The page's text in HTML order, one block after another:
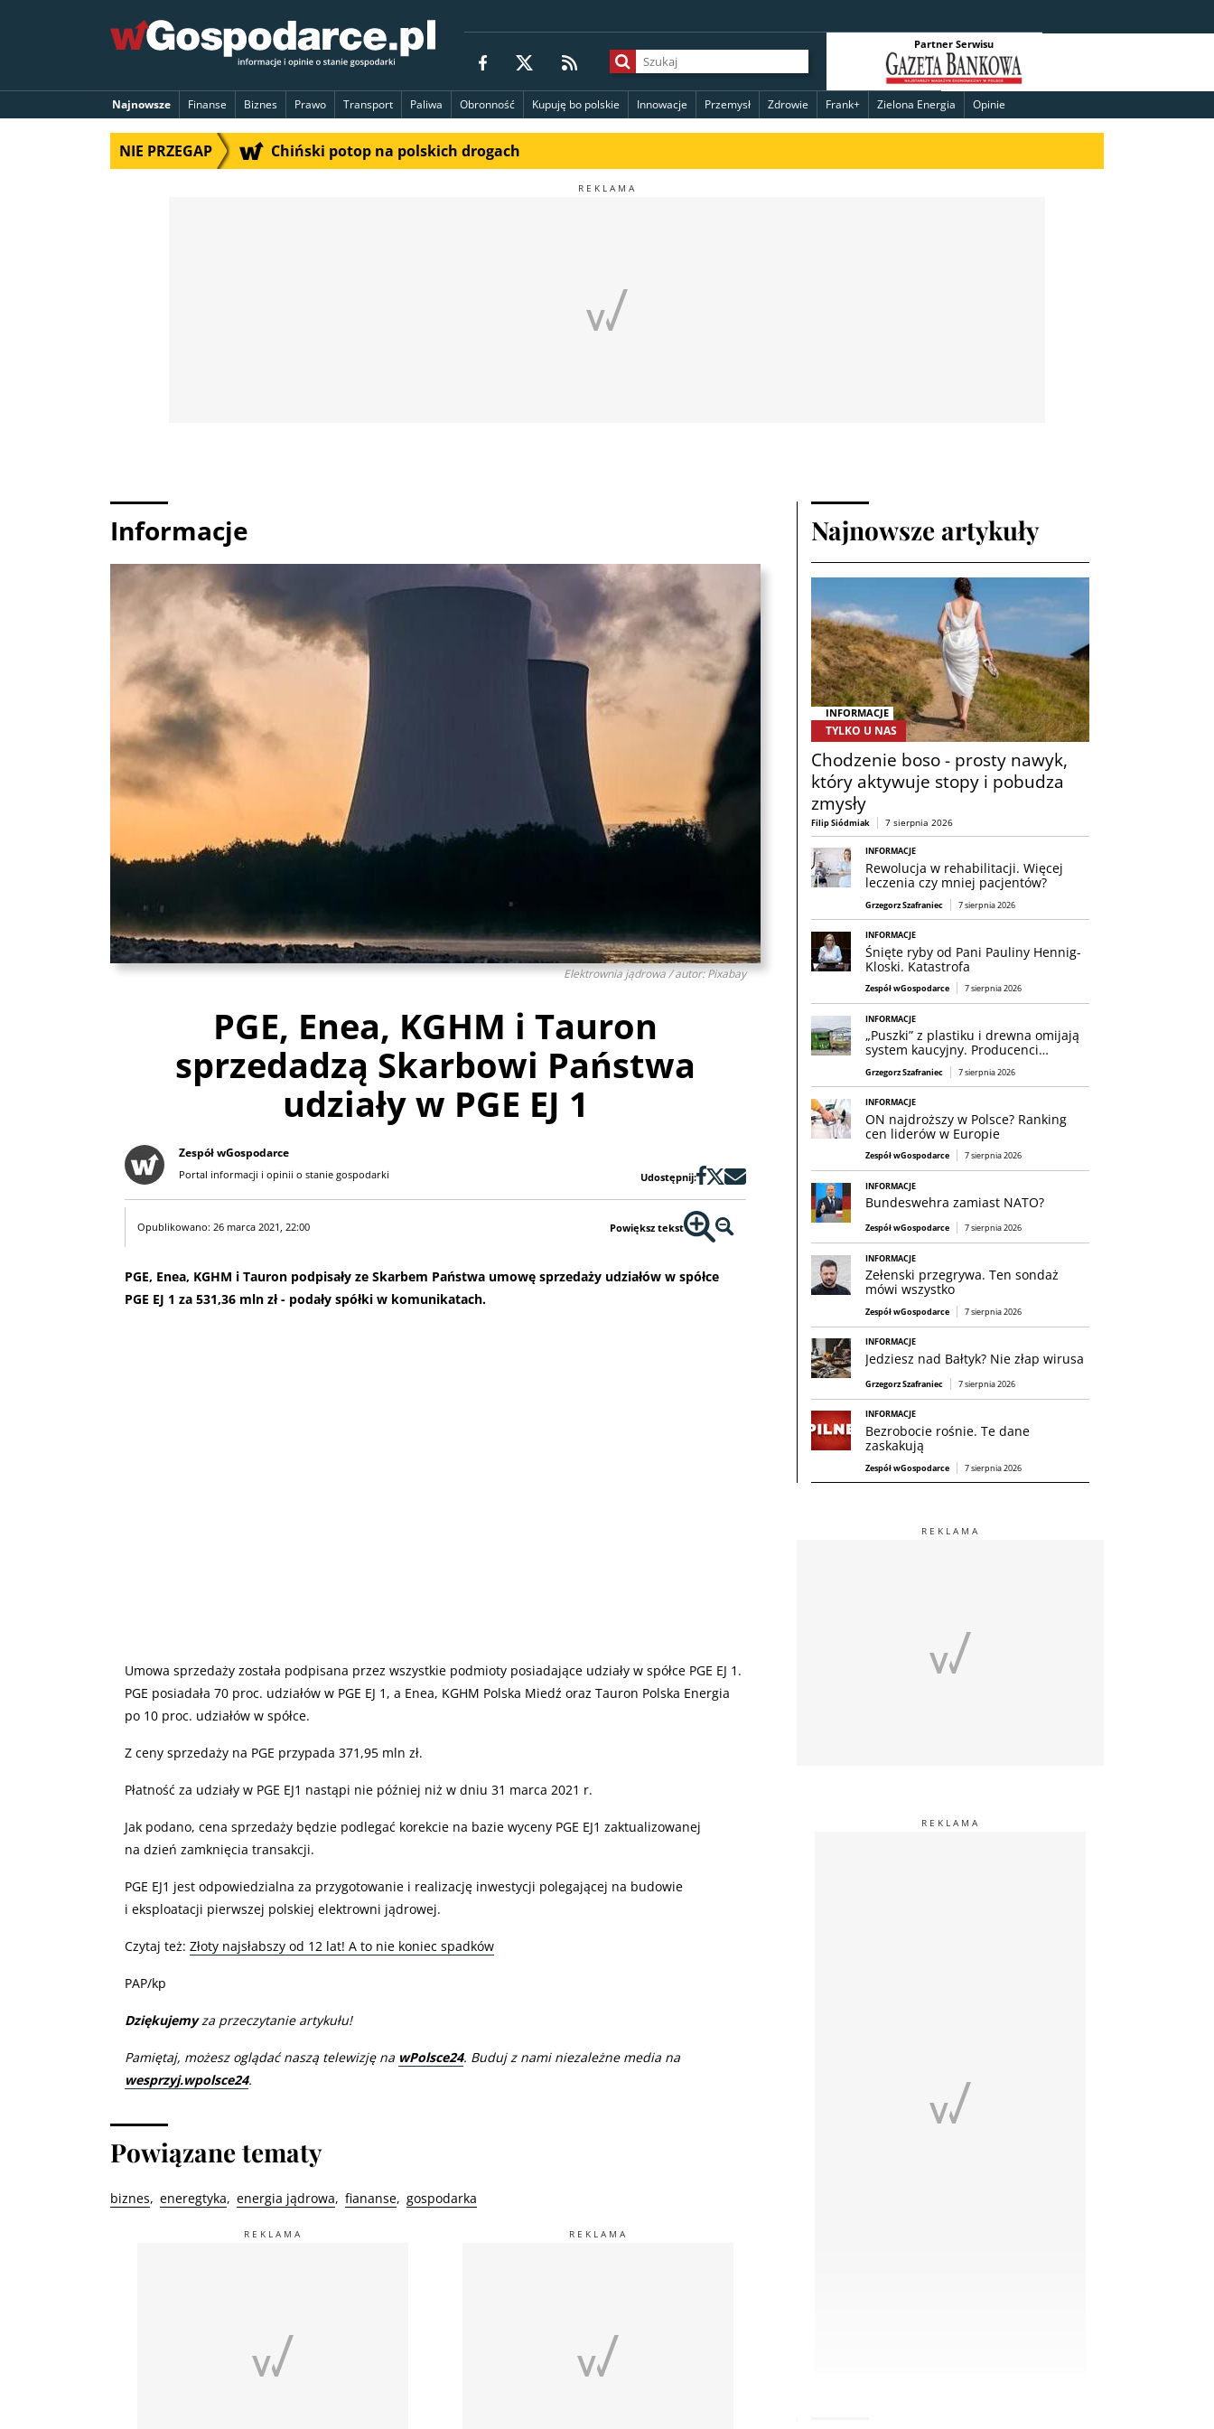
Partner Serwisu
Najnowsze Finanse Biznes Prawo Transport Paliwa Obronność Kupuję bo polskie Innowacje Przemysł Zdrowie Frank+ Zielona Energia Opinie
NIE PRZEGAP Chiński potop na polskich drogach
Informacje
Elektrownia jądrowa / autor: Pixabay
PGE, Enea, KGHM i Tauron
sprzedadzą Skarbowi Państwa
udziały w PGE EJ 1
Zespół wGospodarce
Portal informacji i opinii o stanie gospodarki Udostępnij:
Opublikowano: 26 marca 2021, 22:00 Powiększ tekst
PGE, Enea, KGHM i Tauron podpisały ze Skarbem Państwa umowę sprzedaży udziałów w spółce
PGE EJ 1 za 531,36 mln zł - podały spółki w komunikatach.
Umowa sprzedaży została podpisana przez wszystkie podmioty posiadające udziały w spółce PGE EJ 1.
PGE posiadała 70 proc. udziałów w PGE EJ 1, a Enea, KGHM Polska Miedź oraz Tauron Polska Energia
po 10 proc. udziałów w spółce.
Z ceny sprzedaży na PGE przypada 371,95 mln zł.
Płatność za udziały w PGE EJ1 nastąpi nie później niż w dniu 31 marca 2021 r.
Jak podano, cena sprzedaży będzie podlegać korekcie na bazie wyceny PGE EJ1 zaktualizowanej
na dzień zamknięcia transakcji.
PGE EJ1 jest odpowiedzialna za przygotowanie i realizację inwestycji polegającej na budowie
i eksploatacji pierwszej polskiej elektrowni jądrowej.
Czytaj też: Złoty najsłabszy od 12 lat! A to nie koniec spadków
PAP/kp
Dziękujemyza przeczytanie artykułu!
Pamiętaj, możesz oglądać naszą telewizję na wPolsce24. Buduj z nami niezależne media na
wesprzyj.wpolsce24.
Powiązane tematy
biznes eneregtyka energia jądrowa fiananse gospodarka
Najnowsze artykuły
INFORMACJE
TYLKO U NAS
Chodzenie boso - prosty nawyk,
który aktywuje stopy i pobudza
zmysły
Filip Siódmiak 7 sierpnia 2026
INFORMACJE
Rewolucja w rehabilitacji. Więcej
leczenia czy mniej pacjentów?
Grzegorz Szafraniec 7 sierpnia 2026
INFORMACJE
Śnięte ryby od Pani Pauliny Hennig-
Kloski. Katastrofa
Zespół wGospodarce 7 sierpnia 2026
INFORMACJE
„Puszki” z plastiku i drewna omijają
system kaucyjny. Producenci…
Grzegorz Szafraniec 7 sierpnia 2026
INFORMACJE
ON najdroższy w Polsce? Ranking
cen liderów w Europie
Zespół wGospodarce 7 sierpnia 2026
INFORMACJE
Bundeswehra zamiast NATO?
Zespół wGospodarce 7 sierpnia 2026
INFORMACJE
Zełenski przegrywa. Ten sondaż
mówi wszystko
Zespół wGospodarce 7 sierpnia 2026
INFORMACJE
Jedziesz nad Bałtyk? Nie złap wirusa
Grzegorz Szafraniec 7 sierpnia 2026
INFORMACJE
Bezrobocie rośnie. Te dane
zaskakują
Zespół wGospodarce 7 sierpnia 2026